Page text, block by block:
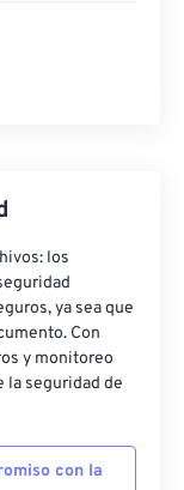
los
ya sea que
Con
y monitoreo
la seguridad de
con la